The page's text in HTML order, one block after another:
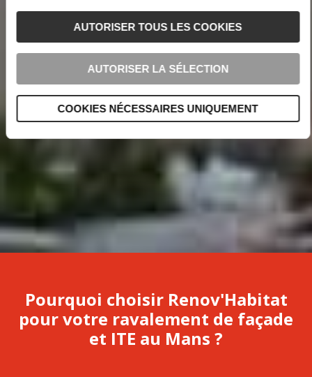
AUTORISER TOUS LES COOKIES
AUTORISER LA SÉLECTION
COOKIES NÉCESSAIRES UNIQUEMENT
Pourquoi choisir Renov'Habitat
pour votre ravalement de façade
et ITE au Mans ?